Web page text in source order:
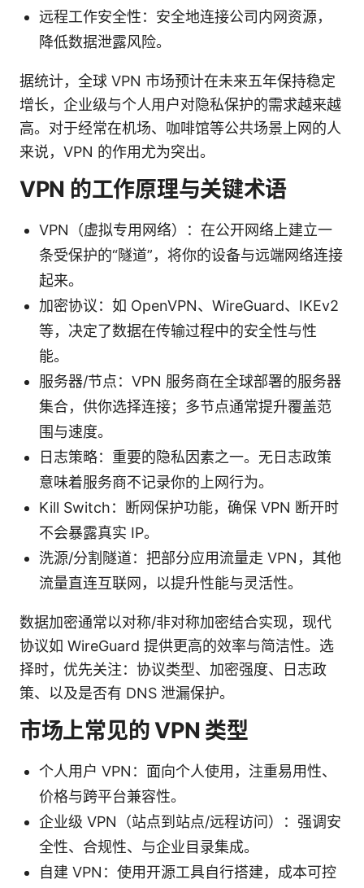
远程工作安全性：安全地连接公司内网资源，
降低数据泄露风险。
据统计，全球 VPN 市场预计在未来五年保持稳定
增长，企业级与个人用户对隐私保护的需求越来越
高。对于经常在机场、咖啡馆等公共场景上网的人
来说，VPN 的作用尤为突出。
VPN 的工作原理与关键术语
VPN（虚拟专用网络）：在公开网络上建立一
条受保护的“隧道”，将你的设备与远端网络连接
起来。
加密协议：如 OpenVPN、WireGuard、IKEv2
等，决定了数据在传输过程中的安全性与性
能。
服务器/节点：VPN 服务商在全球部署的服务器
集合，供你选择连接；多节点通常提升覆盖范
围与速度。
日志策略：重要的隐私因素之一。无日志政策
意味着服务商不记录你的上网行为。
Kill Switch：断网保护功能，确保 VPN 断开时
不会暴露真实 IP。
洗源/分割隧道：把部分应用流量走 VPN，其他
流量直连互联网，以提升性能与灵活性。
数据加密通常以对称/非对称加密结合实现，现代
协议如 WireGuard 提供更高的效率与简洁性。选
择时，优先关注：协议类型、加密强度、日志政
策、以及是否有 DNS 泄漏保护。
市场上常见的 VPN 类型
个人用户 VPN：面向个人使用，注重易用性、
价格与跨平台兼容性。
企业级 VPN（站点到站点/远程访问）：强调安
全性、合规性、与企业目录集成。
自建 VPN：使用开源工具自行搭建，成本可控